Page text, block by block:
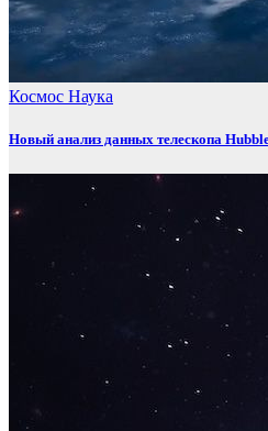
Космос Наука
Новый анализ данных телескопа